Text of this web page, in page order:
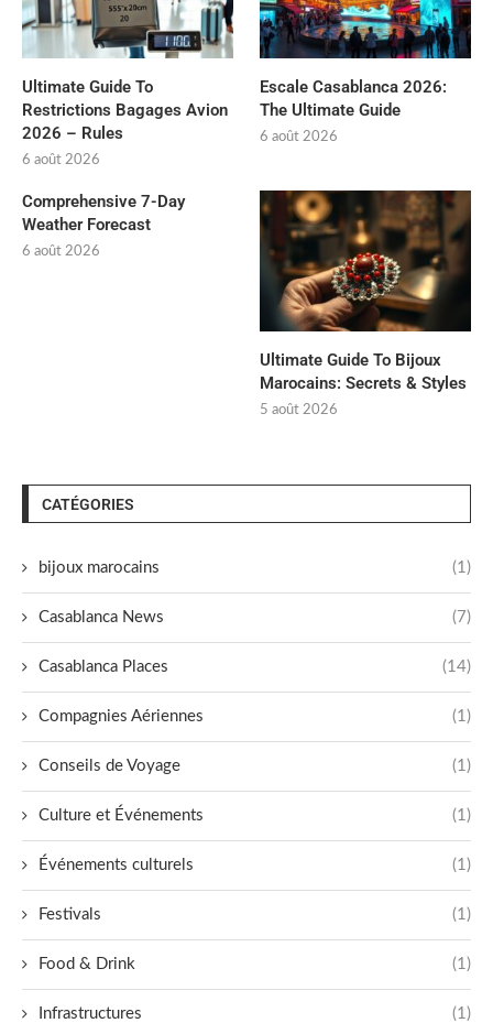
Ultimate Guide To
Restrictions Bagages Avion
2026 – Rules
6 août 2026
Escale Casablanca 2026:
The Ultimate Guide
6 août 2026
Comprehensive 7-Day
Weather Forecast
6 août 2026
Ultimate Guide To Bijoux
Marocains: Secrets & Styles
5 août 2026
CATÉGORIES
bijoux marocains (1)
Casablanca News (7)
Casablanca Places (14)
Compagnies Aériennes (1)
Conseils de Voyage (1)
Culture et Événements (1)
Événements culturels (1)
Festivals (1)
Food & Drink (1)
Infrastructures (1)